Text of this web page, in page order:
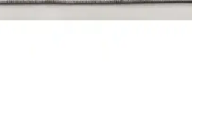
545 Nano ve Powercore 10000
avantajları ve kullanıcı yorumları detaylı